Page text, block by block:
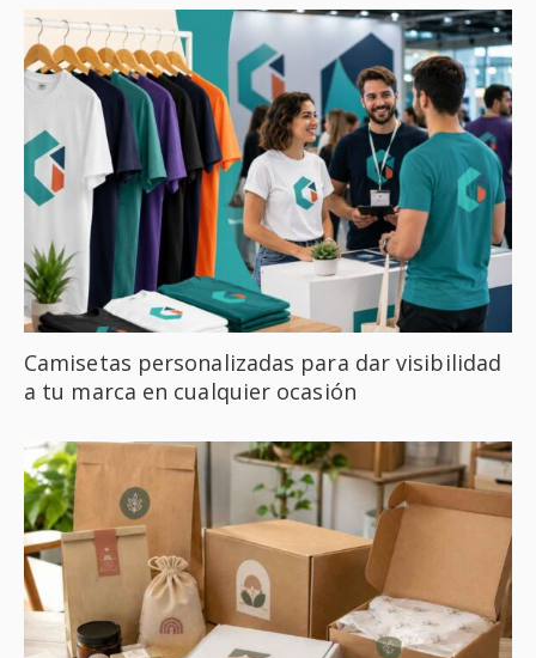
Camisetas personalizadas para dar visibilidad
a tu marca en cualquier ocasión